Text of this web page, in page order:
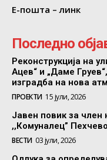
Е-пошта – линк
Последно
Реконструкција на
Ацев“ и „Даме
изградба на нова
ПРОЕКТИ 15 јули, 2026
Јавен повик за
,,Комуналец” Пехчево
ВЕСТИ 03 јули, 2026